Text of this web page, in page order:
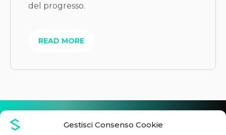
Gestisci Consenso Cookie
del progresso.
READ MORE
DOVE PUOI TROVARCI